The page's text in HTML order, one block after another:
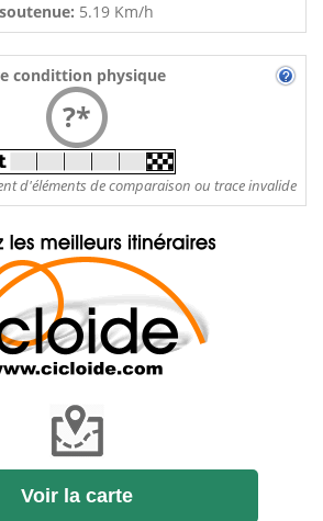
5.19 Km/h
condittion physique
?*
d'éléments de comparaison ou trace invalide
Voir la carte